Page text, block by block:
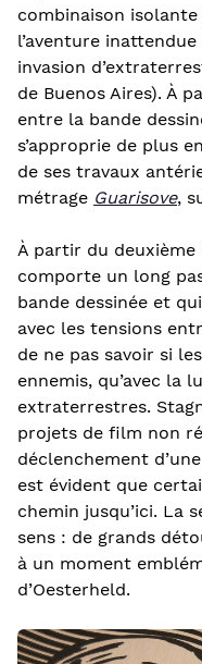
combinaison
l’aventure
invasion
de Buenos Aires). À
entre la bande
s’approprie de plus
de ses travaux
métrage Guarisove,
À partir du deuxième
comporte un long
bande dessinée et
avec les tensions
de ne pas savoir si
ennemis, qu’avec la
extraterrestres.
projets de film non
déclenchement
est évident que
chemin jusqu’ici. La
sens : de grands
à un moment
d’Oesterheld.